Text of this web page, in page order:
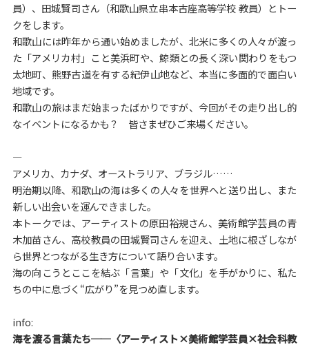
員）、田城賢司さん（和歌山県立串本古座高等学校 教員）とトー
クをします。
和歌山には昨年から通い始めましたが、北米に多くの人々が渡っ
た「アメリカ村」こと美浜町や、鯨類との長く深い関わりをもつ
太地町、熊野古道を有する紀伊山地など、本当に多面的で面白い
地域です。
和歌山の旅はまだ始まったばかりですが、今回がその走り出し的
なイベントになるかも？ 皆さまぜひご来場ください。
—
アメリカ、カナダ、オーストラリア、ブラジル……
明治期以降、和歌山の海は多くの人々を世界へと送り出し、また
新しい出会いを運んできました。
本トークでは、アーティストの原田裕規さん、美術館学芸員の青
木加苗さん、高校教員の田城賢司さんを迎え、土地に根ざしなが
ら世界とつながる生き方について語り合います。
海の向こうとここを結ぶ「言葉」や「文化」を手がかりに、私た
ちの中に息づく“広がり”を見つめ直します。
info:
海を渡る言葉たち──〈アーティスト×美術館学芸員×社会科教